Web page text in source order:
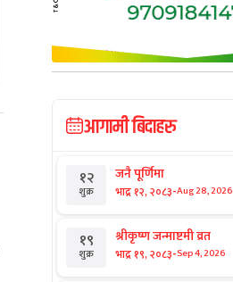
आगामी बिदाहरु
१२
शुक्र
जनै पूर्णिमा
भाद्र १२, २०८३-Aug 28, 2026
१९
शुक्र
श्रीकृष्ण जन्माष्टमी व्रत
भाद्र १९, २०८३-Sep 4, 2026